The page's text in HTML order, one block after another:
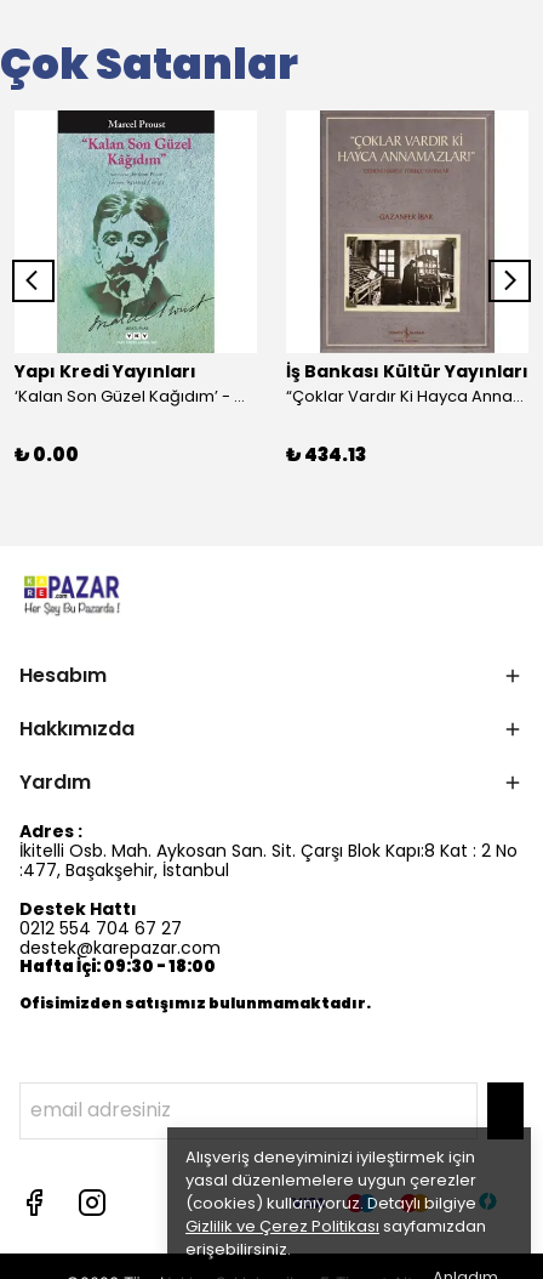
Alışveriş deneyiminizi iyileştirmek için
yasal düzenlemelere uygun çerezler
(cookies) kullanıyoruz. Detaylı bilgiye
Gizlilik ve Çerez Politikası sayfamızdan
erişebilirsiniz.
Çok Satanlar
Yapı Kredi Yayınları
‘Kalan Son Güzel Kağıdım’ - Marcel Proust
₺ 0.00
İş Bankası Kültür Yayınları
“Çoklar Vardır Ki Hayca Annamazlar!” - Gazanfer İbar
₺ 434.13
Hesabım
Hakkımızda
Yardım
Adres :
İkitelli Osb. Mah. Aykosan San. Sit. Çarşı Blok Kapı:8 Kat : 2 No
:477, Başakşehir, İstanbul
Destek Hattı
0212 554 704 67 27
destek@karepazar.com
Hafta İçi: 09:30 - 18:00
Ofisimizden satışımız bulunmamaktadır.